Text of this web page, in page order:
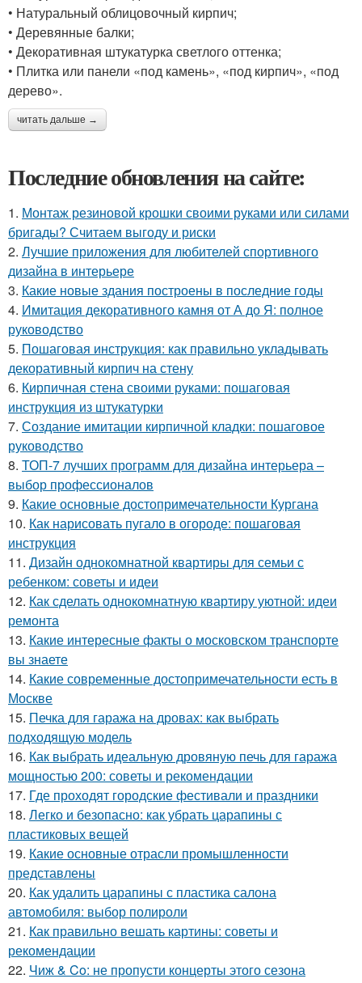
• Натуральный облицовочный кирпич;
• Деревянные балки;
• Декоративная штукатурка светлого оттенка;
• Плитка или панели «под камень», «под кирпич», «под
дерево».
читать дальше →
Последние обновления на сайте:
1. Монтаж резиновой крошки своими руками или силами
бригады? Считаем выгоду и риски
2. Лучшие приложения для любителей спортивного
дизайна в интерьере
3. Какие новые здания построены в последние годы
4. Имитация декоративного камня от А до Я: полное
руководство
5. Пошаговая инструкция: как правильно укладывать
декоративный кирпич на стену
6. Кирпичная стена своими руками: пошаговая
инструкция из штукатурки
7. Создание имитации кирпичной кладки: пошаговое
руководство
8. ТОП-7 лучших программ для дизайна интерьера –
выбор профессионалов
9. Какие основные достопримечательности Кургана
10. Как нарисовать пугало в огороде: пошаговая
инструкция
11. Дизайн однокомнатной квартиры для семьи с
ребенком: советы и идеи
12. Как сделать однокомнатную квартиру уютной: идеи
ремонта
13. Какие интересные факты о московском транспорте
вы знаете
14. Какие современные достопримечательности есть в
Москве
15. Печка для гаража на дровах: как выбрать
подходящую модель
16. Как выбрать идеальную дровяную печь для гаража
мощностью 200: советы и рекомендации
17. Где проходят городские фестивали и праздники
18. Легко и безопасно: как убрать царапины с
пластиковых вещей
19. Какие основные отрасли промышленности
представлены
20. Как удалить царапины с пластика салона
автомобиля: выбор полироли
21. Как правильно вешать картины: советы и
рекомендации
22. Чиж & Co: не пропусти концерты этого сезона